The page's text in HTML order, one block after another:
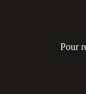
Pour